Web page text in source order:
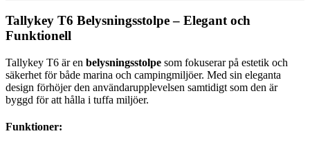
Tallykey T6 Belysningsstolpe – Elegant och
Funktionell
Tallykey T6 är en belysningsstolpe som fokuserar på estetik och
säkerhet för både marina och campingmiljöer. Med sin eleganta
design förhöjer den användarupplevelsen samtidigt som den är
byggd för att hålla i tuffa miljöer.
Funktioner: